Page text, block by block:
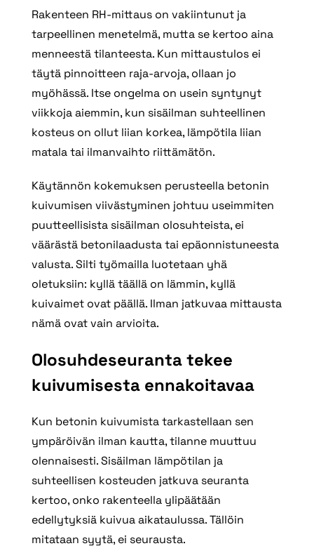
Rakenteen RH‑mittaus on vakiintunut ja
tarpeellinen menetelmä, mutta se kertoo aina
menneestä tilanteesta. Kun mittaustulos ei
täytä pinnoitteen raja-arvoja, ollaan jo
myöhässä. Itse ongelma on usein syntynyt
viikkoja aiemmin, kun sisäilman suhteellinen
kosteus on ollut liian korkea, lämpötila liian
matala tai ilmanvaihto riittämätön.
Käytännön kokemuksen perusteella betonin
kuivumisen viivästyminen johtuu useimmiten
puutteellisista sisäilman olosuhteista, ei
väärästä betonilaadusta tai epäonnistuneesta
valusta. Silti työmailla luotetaan yhä
oletuksiin: kyllä täällä on lämmin, kyllä
kuivaimet ovat päällä. Ilman jatkuvaa mittausta
nämä ovat vain arvioita.
Olosuhdeseuranta tekee
kuivumisesta ennakoitavaa
Kun betonin kuivumista tarkastellaan sen
ympäröivän ilman kautta, tilanne muuttuu
olennaisesti. Sisäilman lämpötilan ja
suhteellisen kosteuden jatkuva seuranta
kertoo, onko rakenteella ylipäätään
edellytyksiä kuivua aikataulussa. Tällöin
mitataan syytä, ei seurausta.